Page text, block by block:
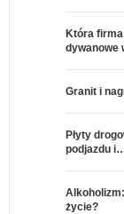
Która firma
dywanowe
Granit i
Płyty
podjazdu
życie?